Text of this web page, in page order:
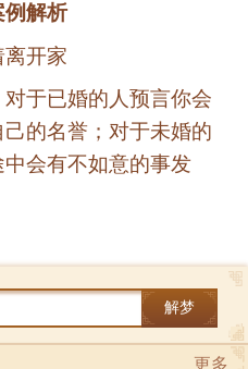
例解析
开家
于已婚的人预言你会
的名誉；对于未婚的
会有不如意的事发
解梦
更多